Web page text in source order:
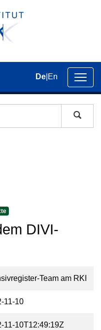
der
De En
DIVI-
Team am RKI
11-10
11-10T12:49:19Z